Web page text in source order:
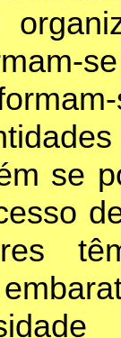
se